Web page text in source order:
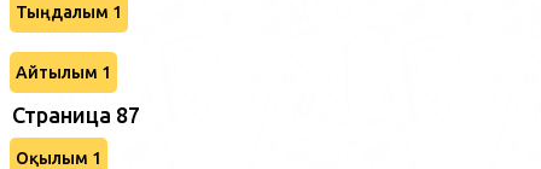
Тыңдалым 1
Айтылым 1
Страница 87
Оқылым 1